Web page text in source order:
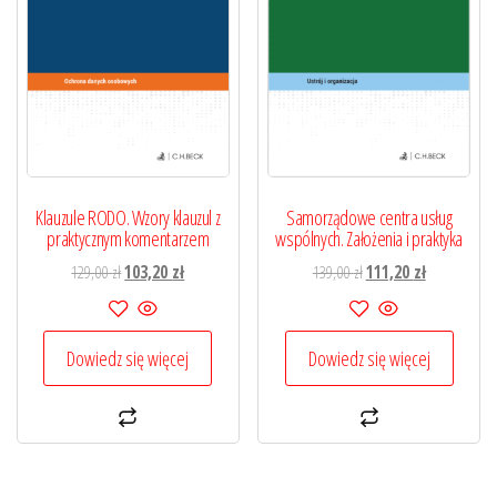
Klauzule RODO. Wzory klauzul z
praktycznym komentarzem
129,00złPierwotna
cena
wynosiła:
129,00 zł.
103,20 złAktualna
103,20 zł.
Dowiedz się więcej
Samorządowe centra usług
wspólnych. Założenia i praktyka
139,00złPierwotna
cena
wynosiła:
139,00 zł.
111,20 złAktualna
111,20 zł.
Dowiedz się więcej